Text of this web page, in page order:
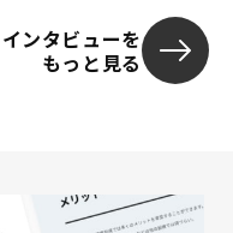
ンタビューを
もっと見る